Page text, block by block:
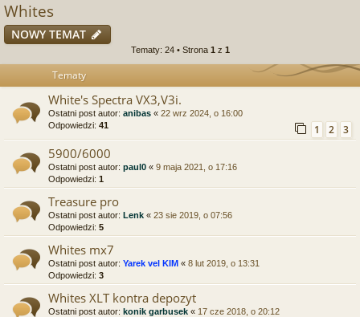
Whites
NOWY TEMAT
Tematy: 24 • Strona 1z 1
Tematy
White's Spectra VX3,V3i.
Ostatni post autor: anibas « 22 wrz 2024, o 16:00
Odpowiedzi: 41 1 2 3
5900/6000
Ostatni post autor: paul0 « 9 maja 2021, o 17:16
Odpowiedzi: 1
Treasure pro
Ostatni post autor: Lenk « 23 sie 2019, o 07:56
Odpowiedzi: 5
Whites mx7
Ostatni post autor: Yarek vel KIM « 8 lut 2019, o 13:31
Odpowiedzi: 3
Whites XLT kontra depozyt
Ostatni post autor: konik garbusek « 17 cze 2018, o 20:12